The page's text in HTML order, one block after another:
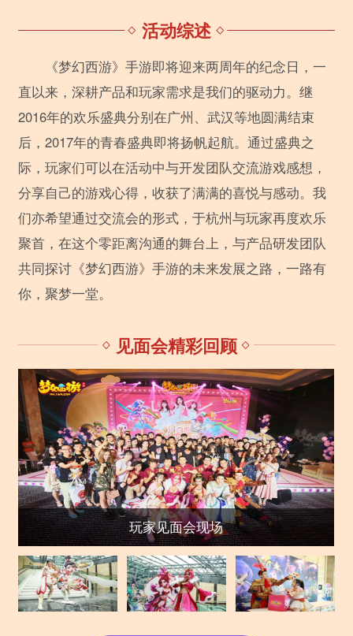
活动综述
《梦幻西游》手游即将迎来两周年的纪念日，一
直以来，深耕产品和玩家需求是我们的驱动力。继
2016年的欢乐盛典分别在广州、武汉等地圆满结束
后，2017年的青春盛典即将扬帆起航。通过盛典之
际，玩家们可以在活动中与开发团队交流游戏感想，
分享自己的游戏心得，收获了满满的喜悦与感动。我
们亦希望通过交流会的形式，于杭州与玩家再度欢乐
聚首，在这个零距离沟通的舞台上，与产品研发团队
共同探讨《梦幻西游》手游的未来发展之路，一路有
你，聚梦一堂。
见面会精彩回顾
玩家见面会现场